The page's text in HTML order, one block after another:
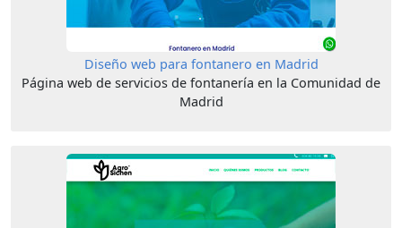
Diseño web para fontanero en Madrid
Página web de servicios de fontanería en la Comunidad de
Madrid